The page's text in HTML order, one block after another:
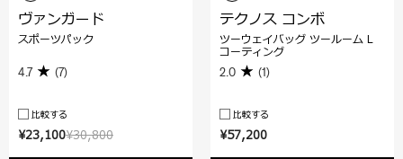
¥30,800
¥23,100
ヴァンガード
スポーツパック
4.7 (7)
比較する
¥57,200
テクノス コンボ
ツーウェイバッグ ツールーム L
コーティング
2.0 (1)
比較する